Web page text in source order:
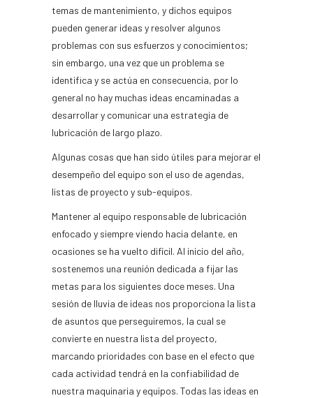
temas de mantenimiento, y dichos equipos
pueden generar ideas y resolver algunos
problemas con sus esfuerzos y conocimientos;
sin embargo, una vez que un problema se
identifica y se actúa en consecuencia, por lo
general no hay muchas ideas encaminadas a
desarrollar y comunicar una estrategia de
lubricación de largo plazo.
Algunas cosas que han sido útiles para mejorar el
desempeño del equipo son el uso de agendas,
listas de proyecto y sub-equipos.
Mantener al equipo responsable de lubricación
enfocado y siempre viendo hacia delante, en
ocasiones se ha vuelto difícil. Al inicio del año,
sostenemos una reunión dedicada a fijar las
metas para los siguientes doce meses. Una
sesión de lluvia de ideas nos proporciona la lista
de asuntos que perseguiremos, la cual se
convierte en nuestra lista del proyecto,
marcando prioridades con base en el efecto que
cada actividad tendrá en la confiabilidad de
nuestra maquinaria y equipos. Todas las ideas en